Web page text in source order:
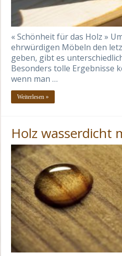
« Schönheit für das Holz »
ehrwürdigen Möbeln den
geben, gibt es
Besonders tolle Ergebnisse
wenn man …
Weiterlesen »
Holz wasserdicht